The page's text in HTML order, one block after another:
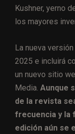
Kushner, yerno
los mayores
La nueva
2025 e incluirá
un nuevo sitio
Media. Aunque
de la revista
frecuencia y la
edición aún se